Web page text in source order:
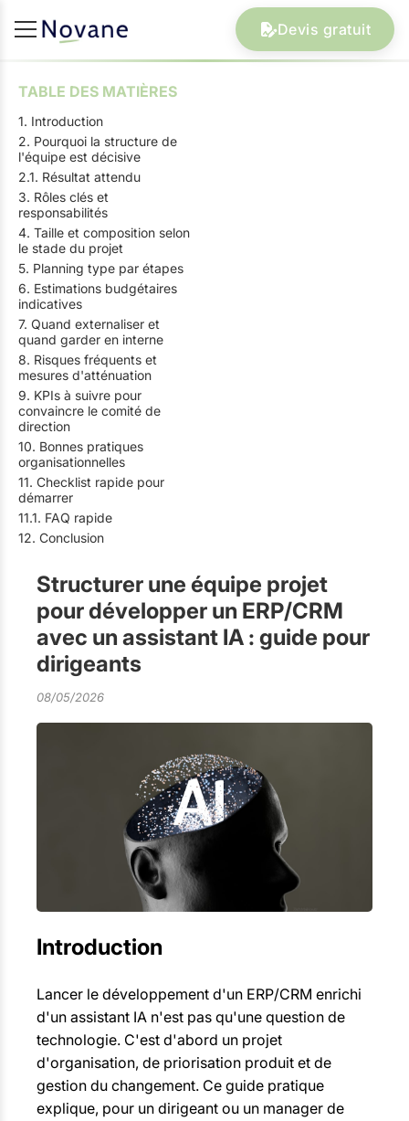
Devis gratuit
TABLE DES MATIÈRES
1. Introduction
2. Pourquoi la structure de
l'équipe est décisive
2.1. Résultat attendu
3. Rôles clés et
responsabilités
4. Taille et composition selon
le stade du projet
5. Planning type par étapes
6. Estimations budgétaires
indicatives
7. Quand externaliser et
quand garder en interne
8. Risques fréquents et
mesures d'atténuation
9. KPIs à suivre pour
convaincre le comité de
direction
10. Bonnes pratiques
organisationnelles
11. Checklist rapide pour
démarrer
11.1. FAQ rapide
12. Conclusion
Structurer une équipe projet
pour développer un ERP/CRM
avec un assistant IA : guide pour
dirigeants
08/05/2026
Introduction
Lancer le développement d'un ERP/CRM enrichi
d'un assistant IA n'est pas qu'une question de
technologie. C'est d'abord un projet
d'organisation, de priorisation produit et de
gestion du changement. Ce guide pratique
explique, pour un dirigeant ou un manager de